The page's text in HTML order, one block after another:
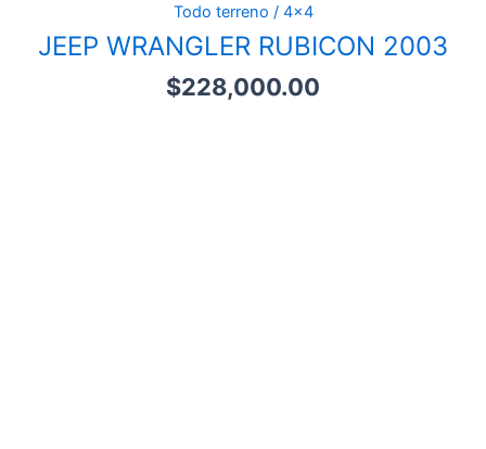
Todo terreno / 4x4
JEEP WRANGLER RUBICON 2003
$228,000.00